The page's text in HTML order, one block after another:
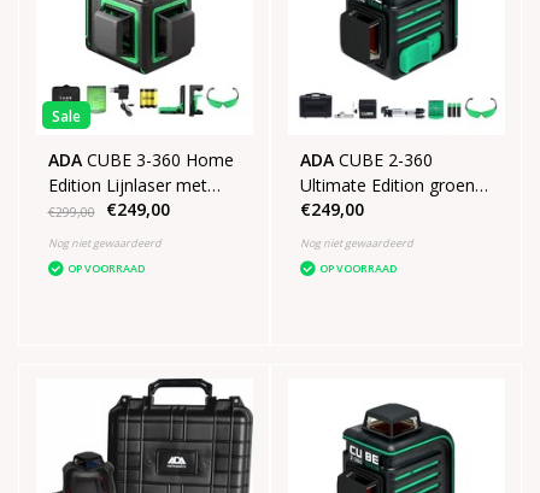
Sale
ADA CUBE 3-360 Home
Edition Lijnlaser met
3x360° groene lijnen
€299,00 €249,00
Nog niet gewaardeerd
OP VOORRAAD
ADA CUBE 2-360
Ultimate Edition groen
met 1 verticale lijn 1
horizontale lijn van 360°
€249,00
Nog niet gewaardeerd
OP VOORRAAD